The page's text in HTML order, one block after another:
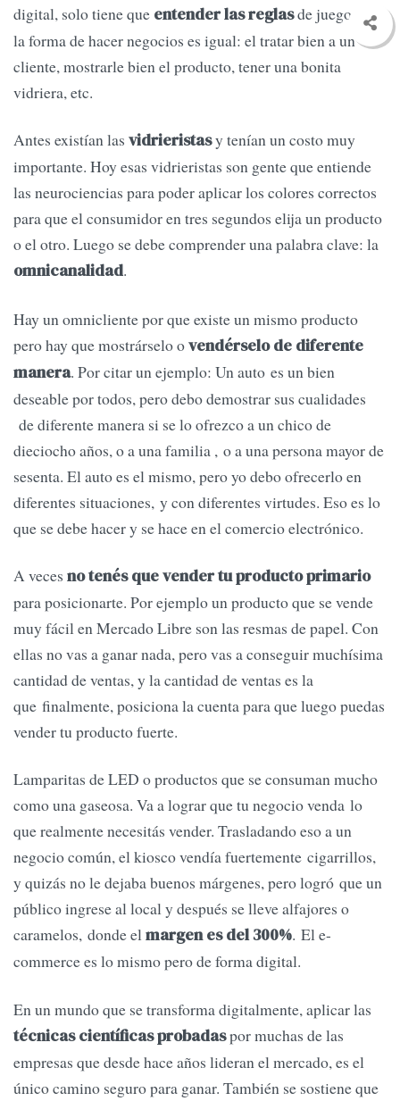
digital, solo tiene que entender las reglasde juego pero
la forma de hacer negocios es igual: el tratar bien a un
cliente, mostrarle bien el producto, tener una bonita
vidriera, etc.
Antes existían las vidrieristasy tenían un costo muy
importante. Hoy esas vidrieristas son gente que entiende
las neurociencias para poder aplicar los colores correctos
para que el consumidor en tres segundos elija un producto
o el otro. Luego se debe comprender una palabra clave: la
omnicanalidad.
Hay un omnicliente por que existe un mismo producto
pero hay que mostrárselo ovendérselo de diferente
manera. Por citar un ejemplo: Un auto es un bien
deseable por todos, pero debo demostrar sus cualidades
de diferente manera si se lo ofrezco a un chico de
dieciocho años, o a una familia , o a una persona mayor de
sesenta. El auto es el mismo, pero yo debo ofrecerlo en
diferentes situaciones, y con diferentes virtudes. Eso es lo
que se debe hacer y se hace en el comercio electrónico.
A veces no tenés que vender tu producto primario
para posicionarte. Por ejemplo un producto que se vende
muy fácil en Mercado Libre son las resmas de papel. Con
ellas no vas a ganar nada, pero vas a conseguir muchísima
cantidad de ventas, y la cantidad de ventas es la
que finalmente, posiciona la cuenta para que luego puedas
vender tu producto fuerte.
Lamparitas de LED o productos que se consuman mucho
como una gaseosa. Va a lograr que tu negocio venda lo
que realmente necesitás vender. Trasladando eso a un
negocio común, el kiosco vendía fuertemente cigarrillos,
y quizás no le dejaba buenos márgenes, pero logró que un
público ingrese al local y después se lleve alfajores o
caramelos, donde elmargen es del 300%. El e-
commerce es lo mismo pero de forma digital.
En un mundo que se transforma digitalmente, aplicar las
técnicas científicas probadaspor muchas de las
empresas que desde hace años lideran el mercado, es el
único camino seguro para ganar. También se sostiene que